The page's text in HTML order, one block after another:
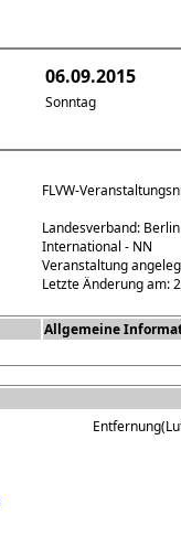
06.09.2015
Sonntag
FLVW-
Landesverband: Berlin
International - NN
Veranstaltung
Letzte Änderung am:
Allgemeine